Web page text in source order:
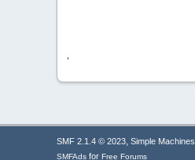
'
SMF 2.1.4 © 2023, Simple Machines
SMFAds for Free Forums